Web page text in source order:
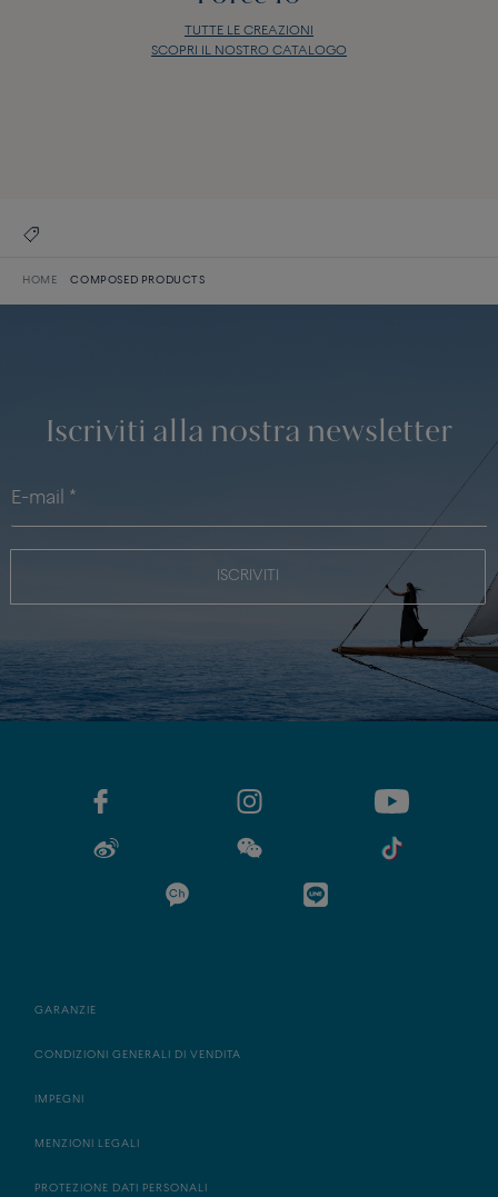
TUTTE LE CREAZIONI
SCOPRI IL NOSTRO CATALOGO
HOME COMPOSED PRODUCTS
Iscriviti alla nostra newsletter
ISCRIVITI
GARANZIE
CONDIZIONI GENERALI DI VENDITA
IMPEGNI
MENZIONI LEGALI
PROTEZIONE DATI PERSONALI